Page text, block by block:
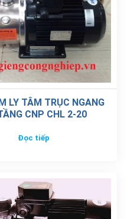
LY TÂM TRỤC NGANG
CNP CHL 2-20
Đọc tiếp